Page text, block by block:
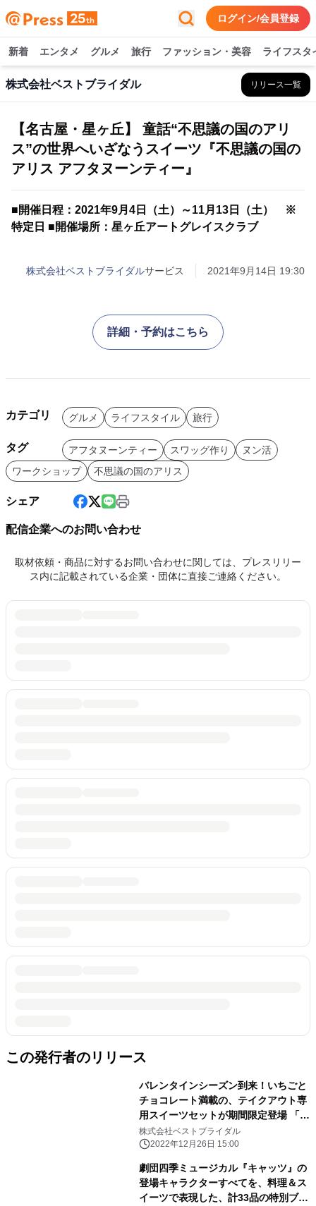
ログイン/会員登録
新着 エンタメ グルメ 旅行 ファッション・美容 ライフスタ
株式会社ベストブライダル リリース一覧
【名古屋・星ヶ丘】 童話“不思議の国のアリ
ス”の世界へいざなうスイーツ『不思議の国の
アリス アフタヌーンティー』
■開催日程：2021年9月4日（土）～11月13日（土） ※
特定日 ■開催場所：星ヶ丘アートグレイスクラブ
株式会社ベストブライダルサービス 2021年9月14日 19:30
詳細・予約はこちら
カテゴリ グルメ ライフスタイル 旅行
タグ アフタヌーンティー スワッグ作り
ヌン活
ワークショップ
不思議の国のアリス
シェア
配信企業へのお問い合わせ
取材依頼・商品に対するお問い合わせに関しては、プレスリリー
ス内に記載されている企業・団体に直接ご連絡ください。
この発行者のリリース
バレンタインシーズン到来！いちごと
チョコレート満載の、テイクアウト専
用スイーツセットが期間限定登場 「ス
トリングス スイーツコレクション～
STRAWBERRY & CHOCOLATE～」
株式会社ベストブライダル
2022年12月26日 15:00
劇団四季ミュージカル『キャッツ』の
登場キャラクターすべてを、料理＆ス
イーツで表現した、計33品の特別ブッ